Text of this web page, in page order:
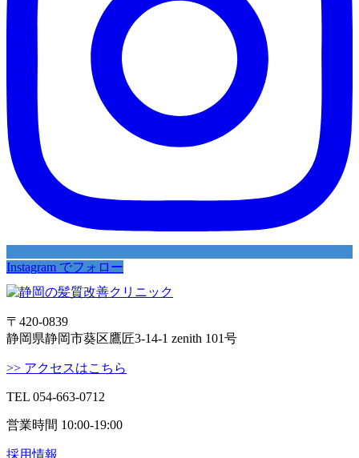
Instagram でフォロー
〒420-0839
静岡県静岡市葵区鷹匠3-14-1 zenith 101号
>> アクセスはこちら
TEL 054-663-0712
営業時間 10:00-19:00
採用情報